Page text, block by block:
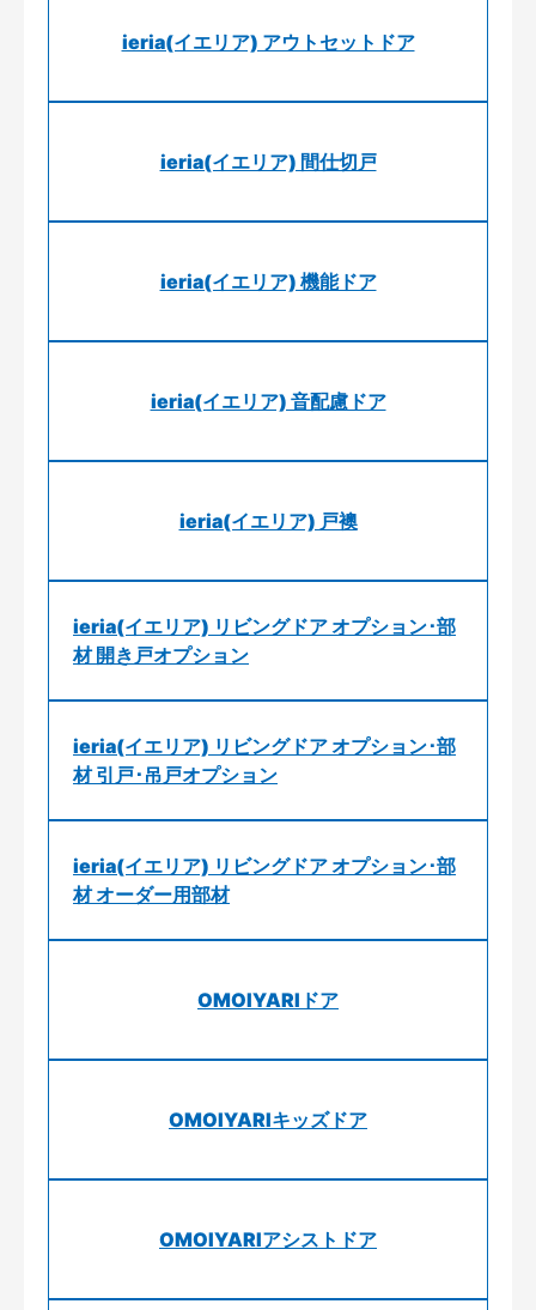
ieria(イエリア) アウトセットドア
ieria(イエリア) 間仕切戸
ieria(イエリア) 機能ドア
ieria(イエリア) 音配慮ドア
ieria(イエリア) 戸襖
ieria(イエリア) リビングドア オプション･部
材 開き戸オプション
ieria(イエリア) リビングドア オプション･部
材 引戸･吊戸オプション
ieria(イエリア) リビングドア オプション･部
材 オーダー用部材
OMOIYARIドア
OMOIYARIキッズドア
OMOIYARIアシストドア